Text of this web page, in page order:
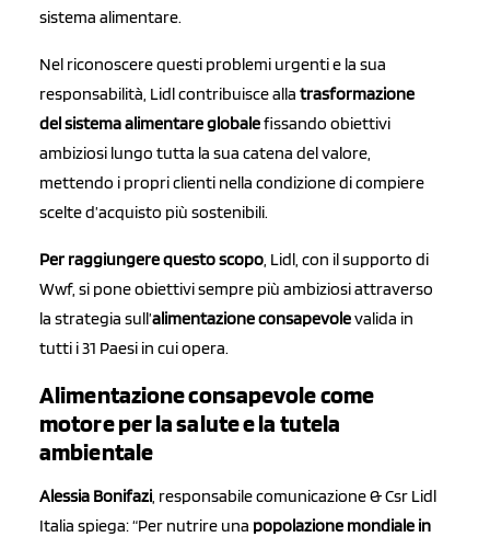
sistema alimentare.
Nel riconoscere questi problemi urgenti e la sua
responsabilità, Lidl contribuisce alla trasformazione
del sistema alimentare globalefissando obiettivi
ambiziosi lungo tutta la sua catena del valore,
mettendo i propri clienti nella condizione di compiere
scelte d’acquisto più sostenibili.
Per raggiungere questo scopo, Lidl, con il supporto di
Wwf, si pone obiettivi sempre più ambiziosi attraverso
la strategia sull’alimentazione consapevolevalida in
tutti i 31 Paesi in cui opera.
Alimentazione consapevole come
motore per la salute e la tutela
ambientale
Alessia Bonifazi , responsabile comunicazione & Csr Lidl
Italia spiega: “Per nutrire una popolazione mondiale in